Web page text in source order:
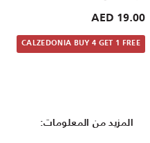
19.00 AED
CALZEDONIA BUY 4 GET 1 FREE
المزيد من المعلومات: